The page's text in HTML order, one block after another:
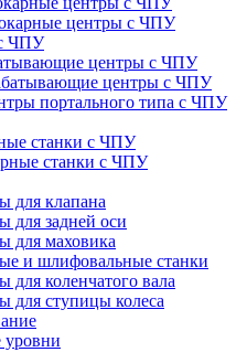
центры с ЧПУ
ЧПУ
центры с ЧПУ
центры с ЧПУ
портального типа с ЧПУ
станки с ЧПУ
станки с ЧПУ
для клапана
задней оси
для маховика
и шлифовальные станки
коленчатого вала
ступицы колеса
уровни